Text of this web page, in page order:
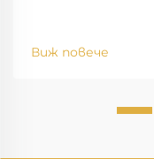
Виж повече